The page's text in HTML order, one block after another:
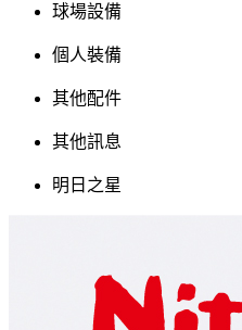
球場設備
個人裝備
其他配件
其他訊息
明日之星